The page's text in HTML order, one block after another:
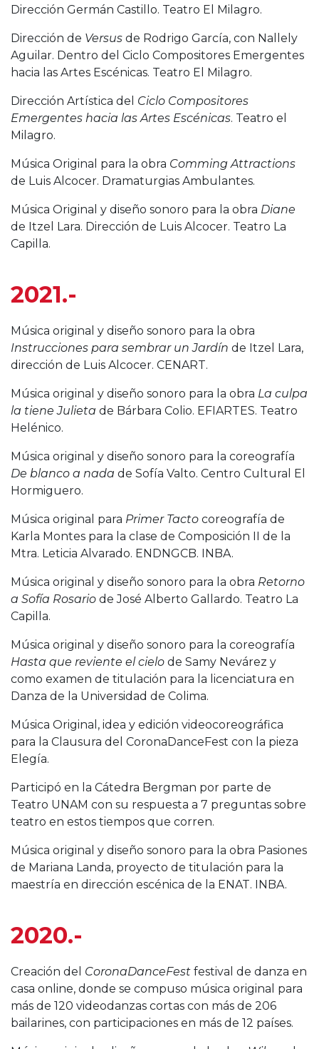
Dirección Germán Castillo. Teatro El Milagro.
Dirección de Versus de Rodrigo García, con Nallely
Aguilar. Dentro del Ciclo Compositores Emergentes
hacia las Artes Escénicas. Teatro El Milagro.
Dirección Artística del Ciclo Compositores
Emergentes hacia las Artes Escénicas. Teatro el
Milagro.
Música Original para la obra Comming Attractions
de Luis Alcocer. Dramaturgias Ambulantes.
Música Original y diseño sonoro para la obra Diane
de Itzel Lara. Dirección de Luis Alcocer. Teatro La
Capilla.
2021.-
Música original y diseño sonoro para la obra
Instrucciones para sembrar un Jardín de Itzel Lara,
dirección de Luis Alcocer. CENART.
Música original y diseño sonoro para la obra La culpa
la tiene Julieta de Bárbara Colio. EFIARTES. Teatro
Helénico.
Música original y diseño sonoro para la coreografía
De blanco a nada de Sofía Valto. Centro Cultural El
Hormiguero.
Música original para Primer Tacto coreografía de
Karla Montes para la clase de Composición II de la
Mtra. Leticia Alvarado. ENDNGCB. INBA.
Música original y diseño sonoro para la obra Retorno
a Sofía Rosario de José Alberto Gallardo. Teatro La
Capilla.
Música original y diseño sonoro para la coreografía
Hasta que reviente el cielo de Samy Nevárez y
como examen de titulación para la licenciatura en
Danza de la Universidad de Colima.
Música Original, idea y edición videocoreográfica
para la Clausura del CoronaDanceFest con la pieza
Elegía.
Participó en la Cátedra Bergman por parte de
Teatro UNAM con su respuesta a 7 preguntas sobre
teatro en estos tiempos que corren.
Música original y diseño sonoro para la obra Pasiones
de Mariana Landa, proyecto de titulación para la
maestría en dirección escénica de la ENAT. INBA.
2020.-
Creación del CoronaDanceFest festival de danza en
casa online, donde se compuso música original para
más de 120 videodanzas cortas con más de 206
bailarines, con participaciones en más de 12 países.